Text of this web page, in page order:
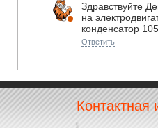
Здравствуйте
на
конденсатор
Ответить